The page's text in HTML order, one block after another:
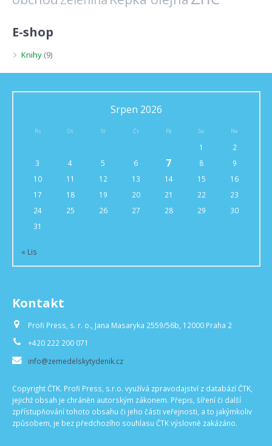
E-shop
Knihy (9)
Srpen 2026
Po Út St Čt Pá So Ne
1
2
3
4 5 6 7 8
9
10
11 12 13 14 15
16
17
18 19 20 21 22
23
24
25 26 27 28 29
30
31
« Lis
Kontakt
Profi Press, s. r. o., Jana Masaryka 2559/56b, 12000 Praha 2
+420 222 200 071
info@zemedelskytydenik.cz
Copyright ČTK. Profi Press, s.r.o. využívá zpravodajství z databází ČTK,
jejichž obsah je chráněn autorským zákonem. Přepis, šíření či další
zpřístupňování tohoto obsahu či jeho části veřejnosti, a to jakýmkoliv
způsobem, je bez předchozího souhlasu ČTK výslovně zakázáno.